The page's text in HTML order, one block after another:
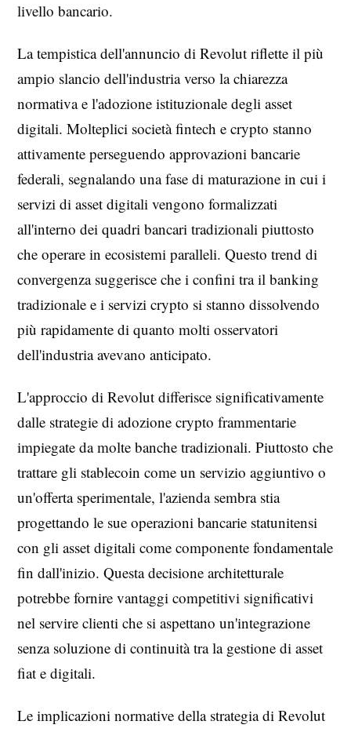
livello bancario.
La tempistica dell'annuncio di Revolut riflette il più
ampio slancio dell'industria verso la chiarezza
normativa e l'adozione istituzionale degli asset
digitali. Molteplici società fintech e crypto stanno
attivamente perseguendo approvazioni bancarie
federali, segnalando una fase di maturazione in cui i
servizi di asset digitali vengono formalizzati
all'interno dei quadri bancari tradizionali piuttosto
che operare in ecosistemi paralleli. Questo trend di
convergenza suggerisce che i confini tra il banking
tradizionale e i servizi crypto si stanno dissolvendo
più rapidamente di quanto molti osservatori
dell'industria avevano anticipato.
L'approccio di Revolut differisce significativamente
dalle strategie di adozione crypto frammentarie
impiegate da molte banche tradizionali. Piuttosto che
trattare gli stablecoin come un servizio aggiuntivo o
un'offerta sperimentale, l'azienda sembra stia
progettando le sue operazioni bancarie statunitensi
con gli asset digitali come componente fondamentale
fin dall'inizio. Questa decisione architetturale
potrebbe fornire vantaggi competitivi significativi
nel servire clienti che si aspettano un'integrazione
senza soluzione di continuità tra la gestione di asset
fiat e digitali.
Le implicazioni normative della strategia di Revolut